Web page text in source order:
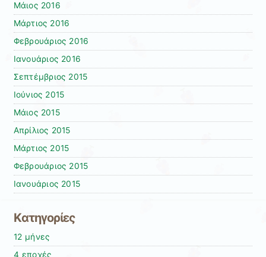
Μάιος 2016
Μάρτιος 2016
Φεβρουάριος 2016
Ιανουάριος 2016
Σεπτέμβριος 2015
Ιούνιος 2015
Μάιος 2015
Απρίλιος 2015
Μάρτιος 2015
Φεβρουάριος 2015
Ιανουάριος 2015
Kατηγορίες
12 μήνες
4 εποχές